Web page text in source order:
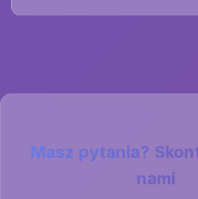
Masz pytania?
nami